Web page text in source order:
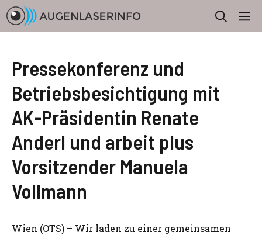
Zum
Inhalt
springen
Pressekonferenz und
Betriebsbesichtigung mit
AK-Präsidentin Renate
Anderl und arbeit plus
Vorsitzender Manuela
Vollmann
Wien (OTS) – Wir laden zu einer gemeinsamen